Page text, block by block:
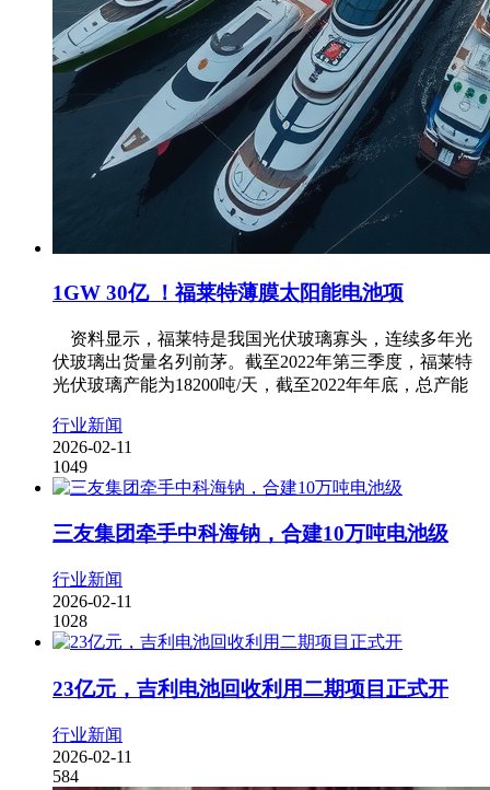
1GW 30亿 ！福莱特薄膜太阳能电池项
资料显示，福莱特是我国光伏玻璃寡头，连续多年光
伏玻璃出货量名列前茅。截至2022年第三季度，福莱特
光伏玻璃产能为18200吨/天，截至2022年年底，总产能
行业新闻
2026-02-11
1049
三友集团牵手中科海钠，合建10万吨电池级
行业新闻
2026-02-11
1028
23亿元，吉利电池回收利用二期项目正式开
行业新闻
2026-02-11
584